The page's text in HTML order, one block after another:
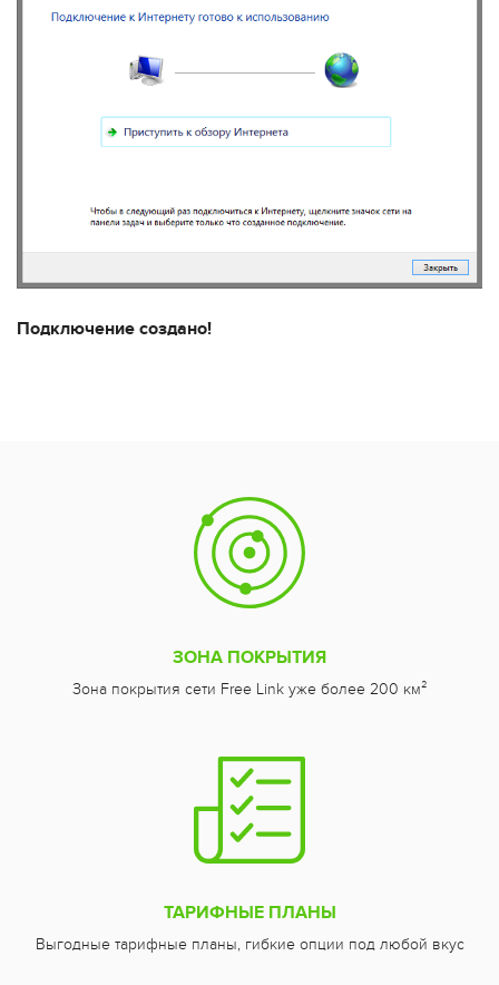
Подключение создано!
ЗОНА ПОКРЫТИЯ
Зона покрытия сети Free Link уже более 200 км²
ТАРИФНЫЕ ПЛАНЫ
Выгодные тарифные планы, гибкие опции под любой вкус